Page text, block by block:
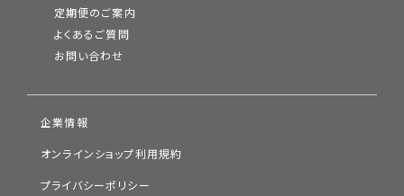
定期便のご案内
よくあるご質問
お問い合わせ
企業情報
オンラインショップ利用規約
プライバシーポリシー